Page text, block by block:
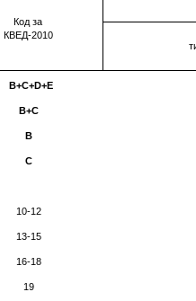
Код за
КВЕД-2010
B+C+D+Е
B+C
B
С
10-12
13-15
16-18
19